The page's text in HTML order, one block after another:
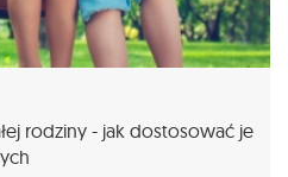
rodziny - jak dostosować je